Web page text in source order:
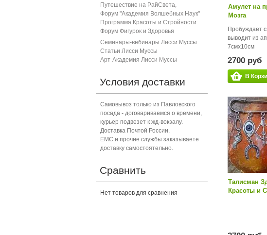
Амулет на
Мозга
Пробуждает
выводит из
7смх10см
2700 руб
В
Талисман
Красоты и
Путешествие на РайСвета,
Форум "Академия Волшебных Наук"
Программа Красоты и Стройности
Форум Фигурок и Здоровья
Семинары-вебинары Лисси Муссы
Статьи Лисси Муссы
Арт-Академия Лисси Муссы
Условия доставки
Самовывоз только из Павловского
посада - договариваемся о времени,
курьер подвезет к жд-вокзалу.
Доставка Почтой России.
ЕМС и прочие службы заказываете
доставку самостоятельно.
Сравнить
Нет товаров для сравнения